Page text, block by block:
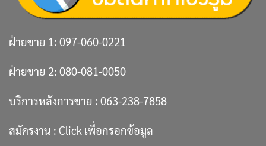
ฝ่ายขาย 1: 097-060-0221
ฝ่ายขาย 2: 080-081-0050
บริการหลังการขาย : 063-238-7858
สมัครงาน : Click เพื่อกรอกข้อมูล